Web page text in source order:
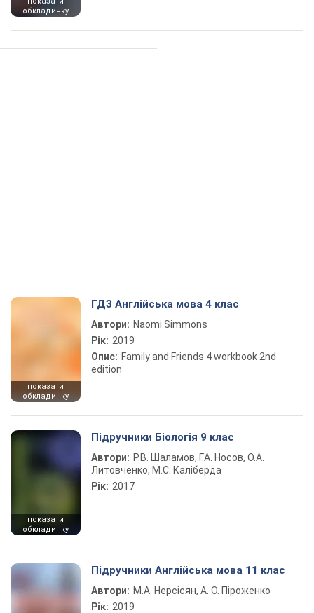
обкладинку
показати
обкладинку
ГДЗ Англійська мова 4 клас
Автори: Naomi Simmons
Рік: 2019
Опис: Family and Friends 4 workbook 2nd
edition
показати
обкладинку
Підручники Біологія 9 клас
Автори: Р.В. Шаламов, Г.А. Носов, О.А.
Литовченко, М.С. Каліберда
Рік: 2017
Підручники Англійська мова 11 клас
Автори: М.А. Нерсісян, А. О. Піроженко
Рік: 2019